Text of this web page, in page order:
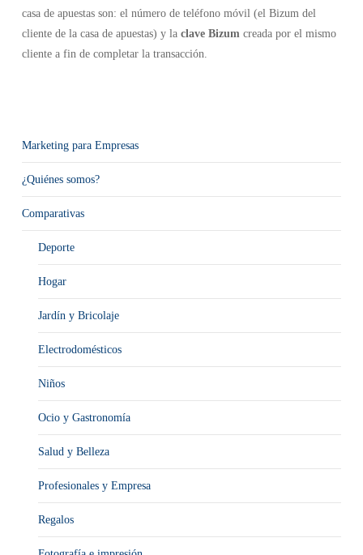
casa de apuestas son: el número de teléfono móvil (el Bizum del
cliente de la casa de apuestas) y la clave Bizumcreada por el mismo
cliente a fin de completar la transacción.
Marketing para Empresas
¿Quiénes somos?
Comparativas
Deporte
Hogar
Jardín y Bricolaje
Electrodomésticos
Niños
Ocio y Gastronomía
Salud y Belleza
Profesionales y Empresa
Regalos